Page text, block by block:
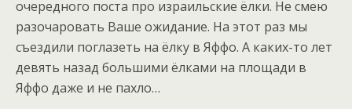
очередного поста про израильские ёлки. Не смею
разочаровать Ваше ожидание. На этот раз мы
съездили поглазеть на ёлку в Яффо. А каких-то лет
девять назад большими ёлками на площади в
Яффо даже и не пахло…